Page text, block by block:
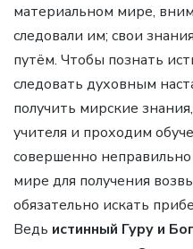
материальном мире,
следовали им; свои
путём. Чтобы познать
следовать духовным
получить мирские
учителя и проходим
совершенно
мире для получения
обязательно искать
Ведь истинный Гуру и